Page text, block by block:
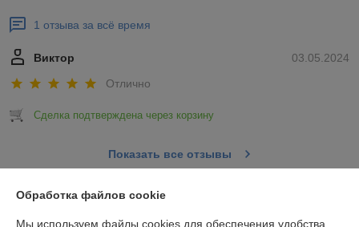
1 отзыва за всё время
03.05.2024
Виктор
Отлично
Сделка подтверждена через корзину
Показать все отзывы
Обработка файлов cookie
Мы используем файлы cookies для обеспечения удобства